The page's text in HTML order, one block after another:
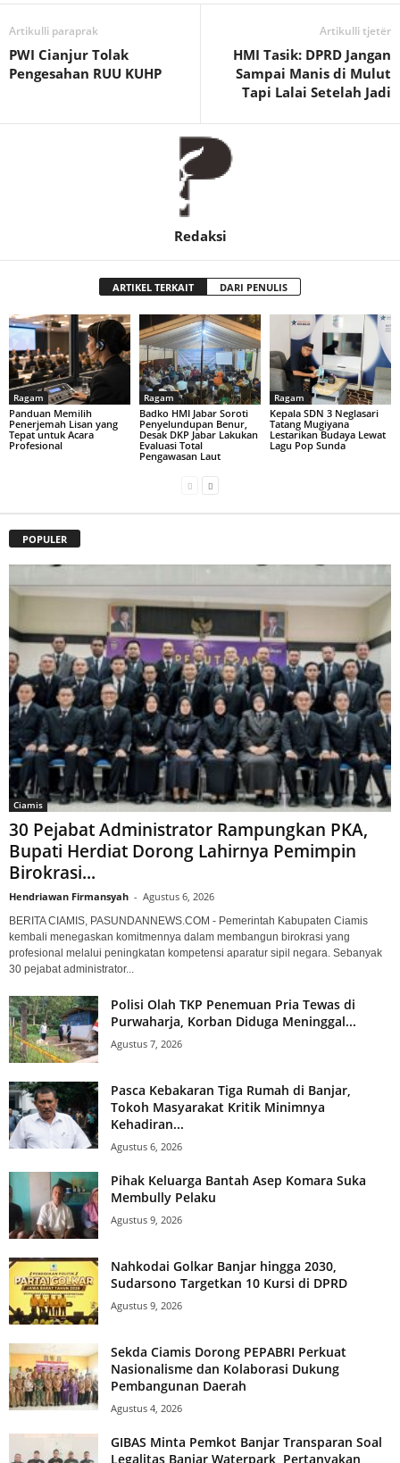
Artikulli paraprak
PWI Cianjur Tolak
Pengesahan RUU KUHP
Artikulli tjetër
HMI Tasik: DPRD Jangan
Sampai Manis di Mulut
Tapi Lalai Setelah Jadi
Redaksi
ARTIKEL TERKAIT DARI PENULIS
Ragam
Panduan Memilih
Penerjemah Lisan yang
Tepat untuk Acara
Profesional
Ragam
Badko HMI Jabar Soroti
Penyelundupan Benur,
Desak DKP Jabar Lakukan
Evaluasi Total
Pengawasan Laut
Ragam
Kepala SDN 3 Neglasari
Tatang Mugiyana
Lestarikan Budaya Lewat
Lagu Pop Sunda
POPULER
Ciamis
30 Pejabat Administrator Rampungkan PKA,
Bupati Herdiat Dorong Lahirnya Pemimpin
Birokrasi...
Hendriawan Firmansyah - Agustus 6, 2026
BERITA CIAMIS, PASUNDANNEWS.COM - Pemerintah Kabupaten Ciamis
kembali menegaskan komitmennya dalam membangun birokrasi yang
profesional melalui peningkatan kompetensi aparatur sipil negara. Sebanyak
30 pejabat administrator...
Polisi Olah TKP Penemuan Pria Tewas di
Purwaharja, Korban Diduga Meninggal...
Agustus 7, 2026
Pasca Kebakaran Tiga Rumah di Banjar,
Tokoh Masyarakat Kritik Minimnya
Kehadiran...
Agustus 6, 2026
Pihak Keluarga Bantah Asep Komara Suka
Membully Pelaku
Agustus 9, 2026
Nahkodai Golkar Banjar hingga 2030,
Sudarsono Targetkan 10 Kursi di DPRD
Agustus 9, 2026
Sekda Ciamis Dorong PEPABRI Perkuat
Nasionalisme dan Kolaborasi Dukung
Pembangunan Daerah
Agustus 4, 2026
GIBAS Minta Pemkot Banjar Transparan Soal
Legalitas Banjar Waterpark, Pertanyakan